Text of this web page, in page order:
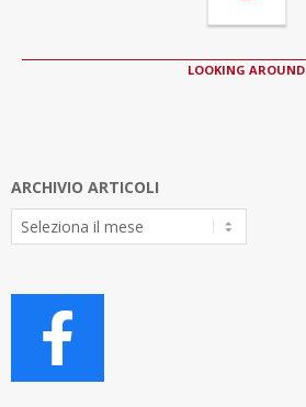
LOOKING AROUND
ARCHIVIO ARTICOLI
Archivio
Articoli